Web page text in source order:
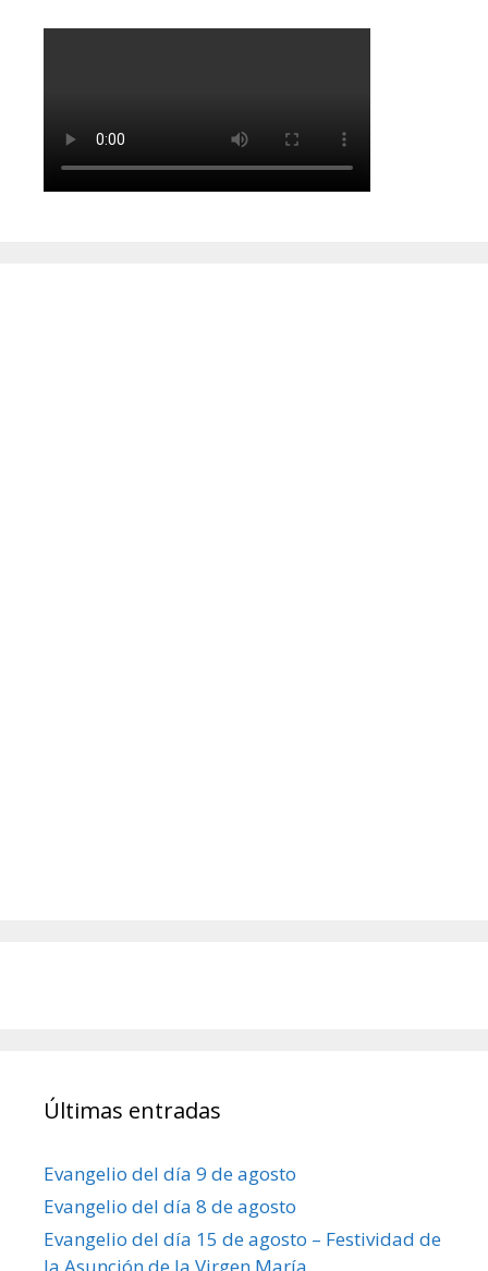
Últimas entradas
Evangelio del día 9 de agosto
Evangelio del día 8 de agosto
Evangelio del día 15 de agosto – Festividad de